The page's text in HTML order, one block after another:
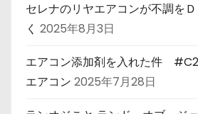
セレナのリヤエアコンが不調を
く 2025年8月3日
エアコン添加剤を入れた件
エアコン 2025年7月28日